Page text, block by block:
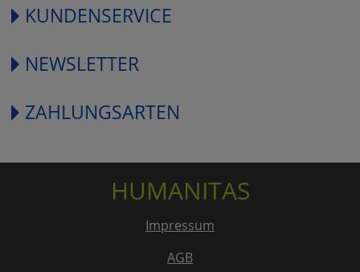
KUNDENSERVICE
NEWSLETTER
ZAHLUNGSARTEN
HUMANITAS
Impressum
AGB